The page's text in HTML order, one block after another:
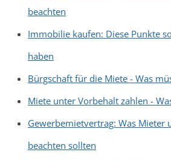
beachten
Immobilie kaufen: Diese Punkte
haben
Bürgschaft für die Miete - Was
Miete unter Vorbehalt zahlen -
Gewerbemietvertrag: Was Mieter
beachten sollten